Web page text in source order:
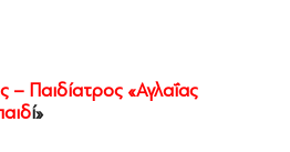
– Παιδίατρος «Αγλαΐας
ί»